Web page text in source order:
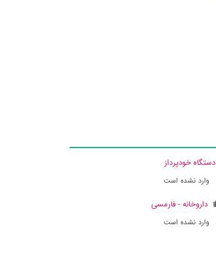
دستگاه خودپرداز
وارد نشده است
داروخانه - فارمسی
وارد نشده است